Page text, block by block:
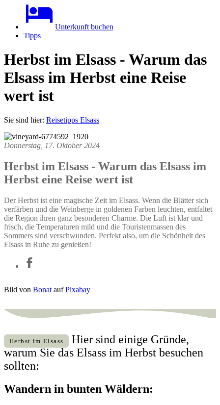
Unterkunft buchen
Tipps
Herbst im Elsass - Warum das
Elsass im Herbst eine Reise
wert ist
Sie sind hier: Reisetipps Elsass
Donnerstag, 17. Oktober 2024
Herbst im Elsass - Warum das Elsass im
Herbst eine Reise wert ist
Der Herbst ist eine magische Zeit im Elsass. Wenn die Blätter sich
verfärben und die Weinberge in goldenen Farben leuchten, entfaltet
die Region ihren ganz besonderen Charme. Die Luft ist klar und
frisch, die Temperaturen mild und die Touristenmassen des
Sommers sind verschwunden. Perfekt also, um die Schönheit des
Elsass in Ruhe zu genießen!
Bild von Bonat aufPixabay
Herbst im Elsass
Hier sind einige Gründe,
warum Sie das Elsass im Herbst besuchen
sollten:
Wandern in bunten Wäldern: